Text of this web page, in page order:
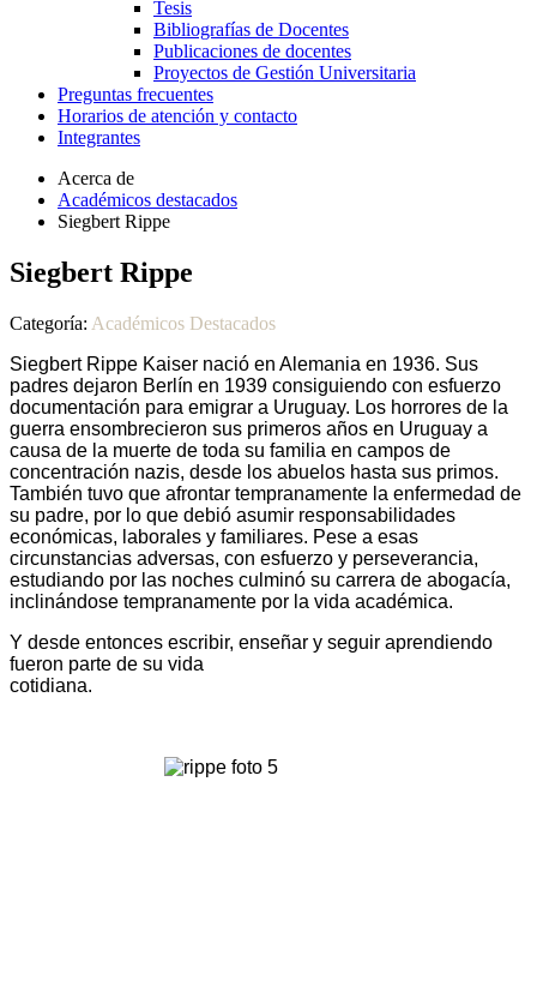
Tesis
Bibliografías de Docentes
Publicaciones de docentes
Proyectos de Gestión Universitaria
Preguntas frecuentes
Horarios de atención y contacto
Integrantes
Acerca de
Académicos destacados
Siegbert Rippe
Siegbert Rippe
Categoría: Académicos Destacados
Siegbert Rippe Kaiser nació en Alemania en 1936. Sus
padres dejaron Berlín en 1939 consiguiendo con esfuerzo
documentación para emigrar a Uruguay. Los horrores de la
guerra ensombrecieron sus primeros años en Uruguay a
causa de la muerte de toda su familia en campos de
concentración nazis, desde los abuelos hasta sus primos.
También tuvo que afrontar tempranamente la enfermedad de
su padre, por lo que debió asumir responsabilidades
económicas, laborales y familiares. Pese a esas
circunstancias adversas, con esfuerzo y perseverancia,
estudiando por las noches culminó su carrera de abogacía,
inclinándose tempranamente por la vida académica.
Y desde entonces escribir, enseñar y seguir aprendiendo
fueron parte de su vida